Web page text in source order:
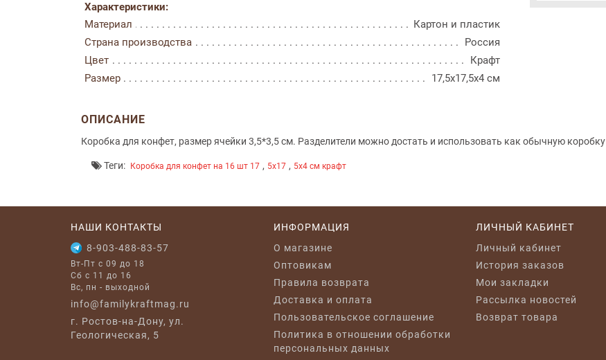
Характеристики:
Материал
Картон и пластик
Страна производства
Россия
Цвет
Крафт
Размер
17,5x17,5x4 см
ОПИСАНИЕ
Коробка для конфет, размер ячейки 3,5*3,5 см. Разделители можно достать и использовать как обычную коробку
Теги: Коробка для конфет на 16 шт 17 , 5x17 , 5x4 см крафт
НАШИ КОНТАКТЫ
8-903-488-83-57
Вт-Пт с 09 до 18
Сб с 11 до 16
Вс, пн - выходной
info@familykraftmag.ru
г. Ростов-на-Дону, ул.
Геологическая, 5
ИНФОРМАЦИЯ
O магазине
Оптовикам
Правила возврата
Доставка и оплата
Пользовательское соглашение
Политика в отношении обработки
персональных данных
ЛИЧНЫЙ КАБИНЕТ
Личный кабинет
История заказов
Мои закладки
Рассылка новостей
Возврат товара